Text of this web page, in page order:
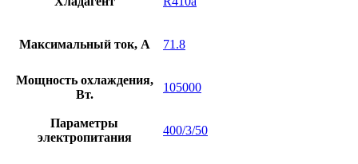
Максимальный ток, А 71.8
Мощность охлаждения,
Вт.
105000
Параметры
электропитания
400/3/50